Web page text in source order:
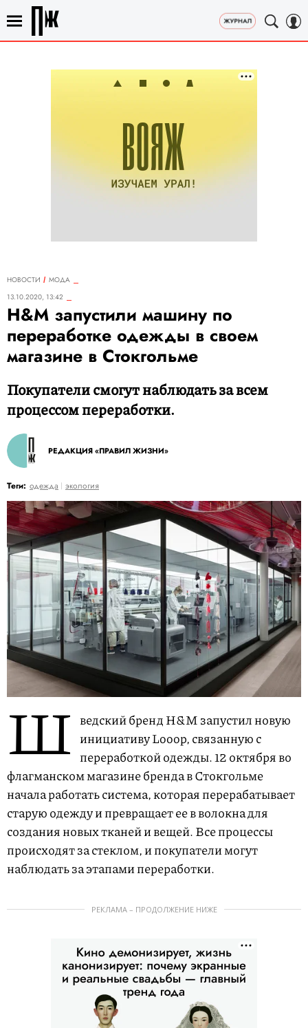
НОВОСТИ
МОДА
13.10.2020, 13:42
H&M запустили машину по
переработке одежды в своем
магазине в Стокгольме
Покупатели смогут наблюдать за всем
процессом переработки.
РЕДАКЦИЯ «ПРАВИЛ ЖИЗНИ»
Теги: одежда экология
Ш ведский бренд H&M запустил новую
инициативу Looop, связанную с
переработкой одежды. 12 октября во
флагманском магазине бренда в Стокгольме
начала работать система, которая перерабатывает
старую одежду и превращает ее в волокна для
создания новых тканей и вещей. Все процессы
происходят за стеклом, и покупатели могут
наблюдать за этапами переработки.
РЕКЛАМА – ПРОДОЛЖЕНИЕ НИЖЕ